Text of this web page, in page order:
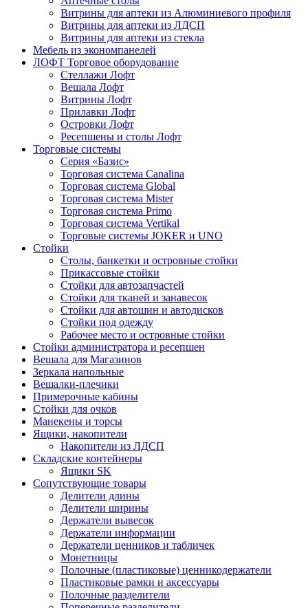
Витрины для аптеки из Алюминиевого профиля
Витрины для аптеки из ЛДСП
Витрины для аптеки из стекла
Мебель из экономпанелей
ЛОФТ Торговое оборудование
Стеллажи Лофт
Вешала Лофт
Витрины Лофт
Прилавки Лофт
Островки Лофт
Ресепшены и столы Лофт
Торговые системы
Серия «Базис»
Торговая система Canalina
Торговая система Global
Торговая система Mister
Торговая система Primo
Торговая система Vertikal
Торговые системы JOKER и UNO
Стойки
Столы, банкетки и островные стойки
Прикассовые стойки
Стойки для автозапчастей
Стойки для тканей и занавесок
Стойки для автошин и автодисков
Стойки под одежду
Рабочее место и островные стойки
Стойки администратора и ресепшен
Вешала для Магазинов
Зеркала напольные
Вешалки-плечики
Примерочные кабины
Стойки для очков
Манекены и торсы
Ящики, накопители
Накопители из ЛДСП
Складские контейнеры
Ящики SK
Сопутствующие товары
Делители длины
Делители ширины
Держатели вывесок
Держатели информации
Держатели ценников и табличек
Монетницы
Полочные (пластиковые) ценникодержатели
Пластиковые рамки и аксессуары
Полочные разделители